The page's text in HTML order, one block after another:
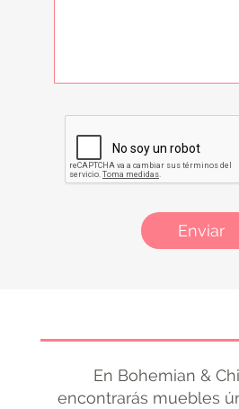
Enviar
En Bohemian &
encontrarás muebles